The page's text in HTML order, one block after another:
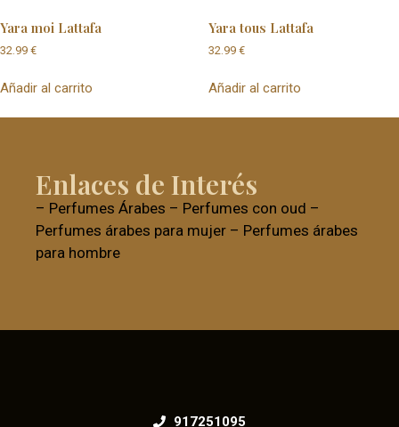
Yara moi Lattafa
32.99 €
Añadir al carrito
Yara tous Lattafa
32.99 €
Añadir al carrito
Enlaces de Interés
– Perfumes Árabes – Perfumes con oud –
Perfumes árabes para mujer – Perfumes árabes
para hombre
917251095